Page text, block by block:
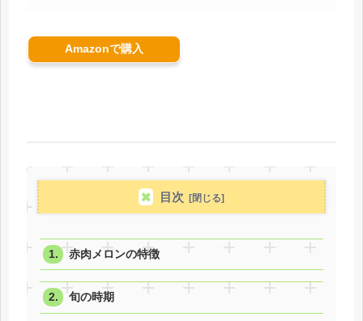
Amazonで購入
目次
赤肉メロンの特徴
旬の時期